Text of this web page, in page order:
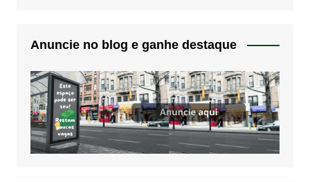
Anuncie no blog e ganhe destaque